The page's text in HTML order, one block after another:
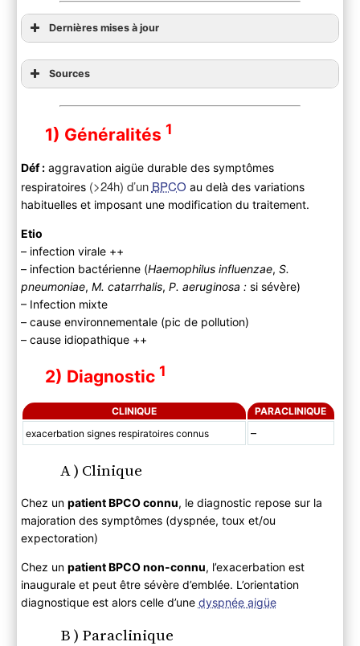
Dernières mises à jour
Sources
1) Généralités 1
Déf :aggravation aigüe durable des symptômes
respiratoires (>24h) d’un BPCO au delà des variations
habituelles et imposant une modification du traitement.
Etio
– infection virale ++
– infection bactérienne (Haemophilus influenzae, S.
pneumoniae, M. catarrhalis, P. aeruginosa : si sévère)
– Infection mixte
– cause environnementale (pic de pollution)
– cause idiopathique ++
2) Diagnostic 1
CLINIQUE
PARACLINIQUE
exacerbation signes respiratoires connus
–
A ) Clinique
Chez un patient BPCO connu, le diagnostic repose sur la
majoration des symptômes (dyspnée, toux et/ou
expectoration)
Chez un patient BPCO non-connu, l’exacerbation est
inaugurale et peut être sévère d’emblée. L’orientation
diagnostique est alors celle d’une dyspnée aigüe
B ) Paraclinique